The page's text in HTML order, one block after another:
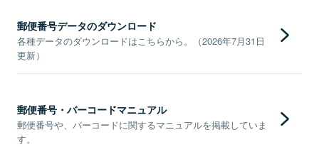
郵便番号データのダウンロード
各種データのダウンロードはこちらから。（2026年7月31日
更新）
郵便番号・バーコードマニュアル
郵便番号や、バーコードに関するマニュアルを掲載していま
す。